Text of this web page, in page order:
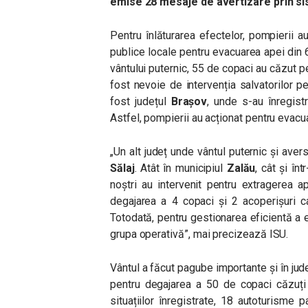
Pentru înlăturarea efectelor, pompierii
publice locale pentru evacuarea apei
vântului puternic, 55 de copaci au căzut
fost nevoie de intervenția salvatorilor
fost județul Brașov, unde s-au
Astfel, pompierii au acționat pentru
„Un alt județ unde vântul puternic și
Sălaj. Atât în municipiul Zalău, cât și
noștri au intervenit pentru extragerea
degajarea a 4 copaci și 2 acoperișuri
Totodată, pentru gestionarea eficientă a
grupa operativă”, mai precizează ISU.
Vântul a făcut pagube importante și în
pentru degajarea a 50 de copaci
situațiilor înregistrate, 18 autoturisme